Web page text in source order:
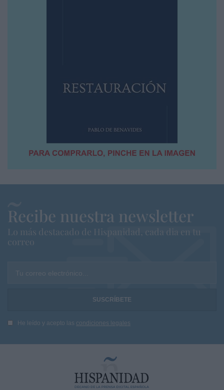
Recibe nuestra newsletter
Lo más destacado de Hispanidad, cada dia en tu
correo
Tu correo electrónico...
He leído y acepto las condiciones legales